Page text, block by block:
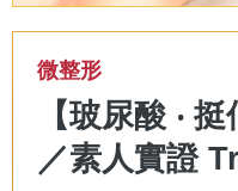
微整形
【玻尿酸 ‧
／素人實證